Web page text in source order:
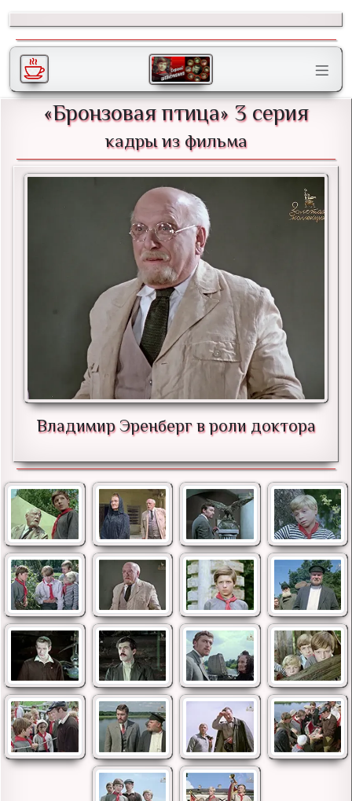
«Бронзовая птица» 3 серия
кадры из фильма
Владимир Эренберг в роли доктора